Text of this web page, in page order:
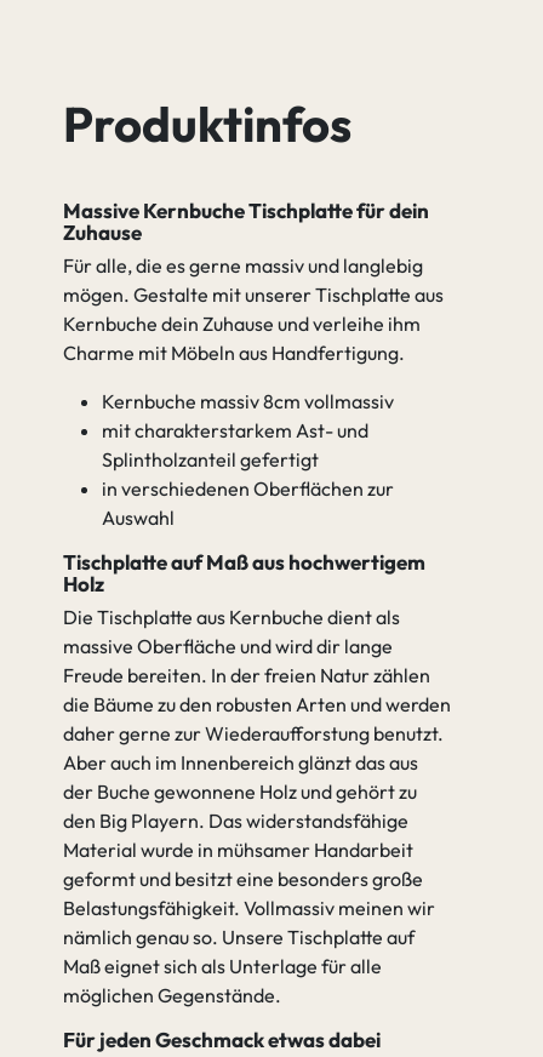
Produktinfos
Massive Kernbuche Tischplatte für dein
Zuhause
Für alle, die es gerne massiv und langlebig
mögen. Gestalte mit unserer Tischplatte aus
Kernbuche dein Zuhause und verleihe ihm
Charme mit Möbeln aus Handfertigung.
Kernbuche massiv 8cm vollmassiv
mit charakterstarkem Ast- und
Splintholzanteil gefertigt
in verschiedenen Oberflächen zur
Auswahl
Tischplatte auf Maß aus hochwertigem
Holz
Die Tischplatte aus Kernbuche dient als
massive Oberfläche und wird dir lange
Freude bereiten. In der freien Natur zählen
die Bäume zu den robusten Arten und werden
daher gerne zur Wiederaufforstung benutzt.
Aber auch im Innenbereich glänzt das aus
der Buche gewonnene Holz und gehört zu
den Big Playern. Das widerstandsfähige
Material wurde in mühsamer Handarbeit
geformt und besitzt eine besonders große
Belastungsfähigkeit. Vollmassiv meinen wir
nämlich genau so. Unsere Tischplatte auf
Maß eignet sich als Unterlage für alle
möglichen Gegenstände.
Für jeden Geschmack etwas dabei